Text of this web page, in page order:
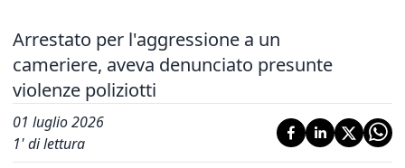
Arrestato per l'aggressione a un
cameriere, aveva denunciato presunte
violenze poliziotti
01 luglio 2026
1' di lettura